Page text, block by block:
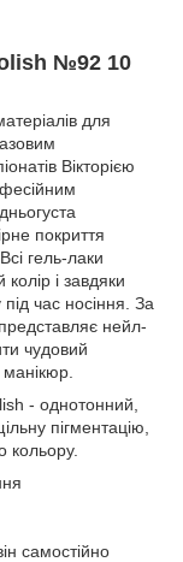
№92 10
для
Вікторією
покриття
гель-лаки
і завдяки
під час носіння. За
нейл-
чудовий
- однотонний,
пігментацію,
кольору.
самостійно